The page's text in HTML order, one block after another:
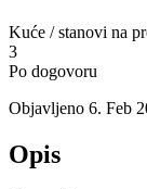
Kuće / stanovi na
3
Po dogovoru
Objavljeno 6. Feb
Opis